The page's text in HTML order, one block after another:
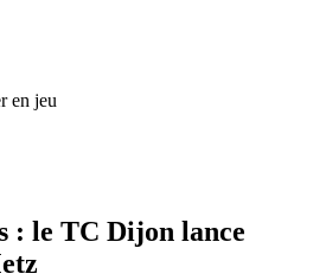
en jeu
: le TC Dijon lance